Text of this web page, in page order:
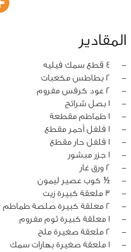
المقادير
‏-
4 قطع سمك فيليه
‏-
2 بطاطس مكعبات
‏-
2 عود كرفس مفروم
‏-
1 بصل شرائح
‏-
1 طماطم مقطعة
‏-
1 فلفل أحمر مقطع
‏-
1 فلفل حار مقطع
‏-
1 جزر مبشور
‏-
2 ورق غار
‏-
½ كوب عصير ليمون
‏-
3 ملعقة كبيرة زيت
‏-
2 معلقة كبيرة صلصة طماطم
‏-
1 معلقة كبيرة ثوم مفروم
‏-
2 ملعقة صغيرة ملح
‏-
1 ملعقة صغيرة بهارات سمك